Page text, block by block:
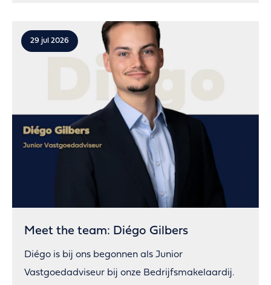
29 jul 2026
Meet the team: Diégo Gilbers
Diégo is bij ons begonnen als Junior
Vastgoedadviseur bij onze Bedrijfsmakelaardij.